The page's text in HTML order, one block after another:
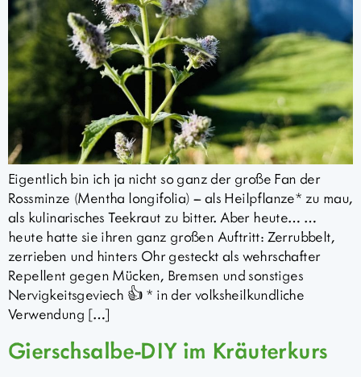
Eigentlich bin ich ja nicht so ganz der große Fan der
Rossminze (Mentha longifolia) – als Heilpflanze* zu mau,
als kulinarisches Teekraut zu bitter. Aber heute… …
heute hatte sie ihren ganz großen Auftritt: Zerrubbelt,
zerrieben und hinters Ohr gesteckt als wehrschafter
Repellent gegen Mücken, Bremsen und sonstiges
Nervigkeitsgeviech 👍 * in der volksheilkundliche
Verwendung […]
Gierschsalbe-DIY im Kräuterkurs